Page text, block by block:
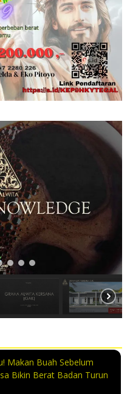
Makan Buah Sebelum
Bikin Berat Badan Turun